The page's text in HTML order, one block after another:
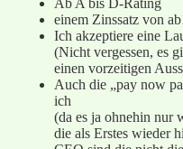
Ab A bis D-Rating
einem Zinssatz von
Ich akzeptiere eine
(Nicht vergessen, es
einen vorzeitigen
Auch die „pay now
ich
(da es ja ohnehin nur
die als Erstes wieder